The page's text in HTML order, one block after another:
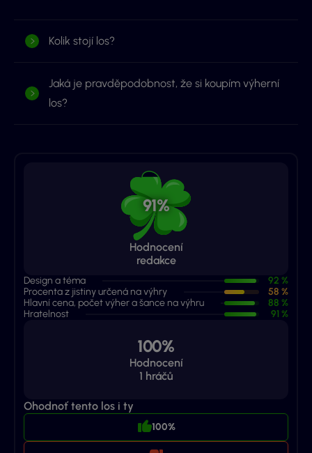
Kolik stojí los?
Jaká je pravděpodobnost, že si koupím výherní
los?
91%
Hodnocení
redakce
Design a téma
92 %
Procenta z jistiny určená na výhry
58 %
Hlavní cena, počet výher a šance na výhru
88 %
Hratelnost
91 %
100%
Hodnocení
1 hráčů
Ohodnoť tento los i ty
100%